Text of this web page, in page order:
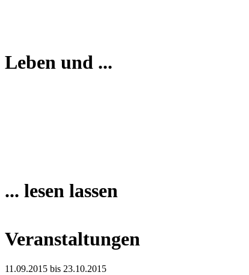
Leben und ...
... lesen lassen
Veranstaltungen
11.09.2015 bis 23.10.2015